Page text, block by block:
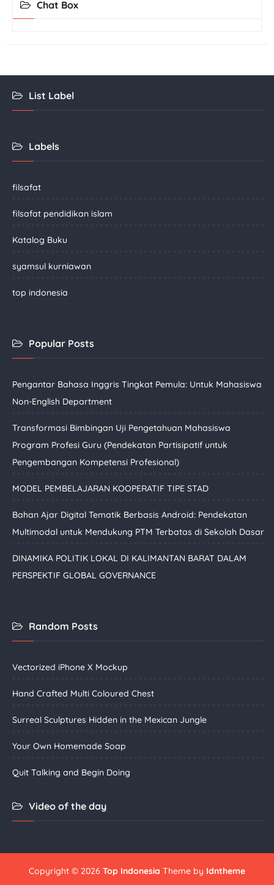
Chat Box
List Label
Labels
filsafat
filsafat pendidikan islam
Katalog Buku
syamsul kurniawan
top indonesia
Popular Posts
Pengantar Bahasa Inggris Tingkat Pemula: Untuk Mahasiswa
Non-English Department
Transformasi Bimbingan Uji Pengetahuan Mahasiswa
Program Profesi Guru (Pendekatan Partisipatif untuk
Pengembangan Kompetensi Profesional)
MODEL PEMBELAJARAN KOOPERATIF TIPE STAD
Bahan Ajar Digital Tematik Berbasis Android: Pendekatan
Multimodal untuk Mendukung PTM Terbatas di Sekolah Dasar
DINAMIKA POLITIK LOKAL DI KALIMANTAN BARAT DALAM
PERSPEKTIF GLOBAL GOVERNANCE
Random Posts
Vectorized iPhone X Mockup
Hand Crafted Multi Coloured Chest
Surreal Sculptures Hidden in the Mexican Jungle
Your Own Homemade Soap
Quit Talking and Begin Doing
Video of the day
Copyright © 2026 Top Indonesia Theme by Idntheme